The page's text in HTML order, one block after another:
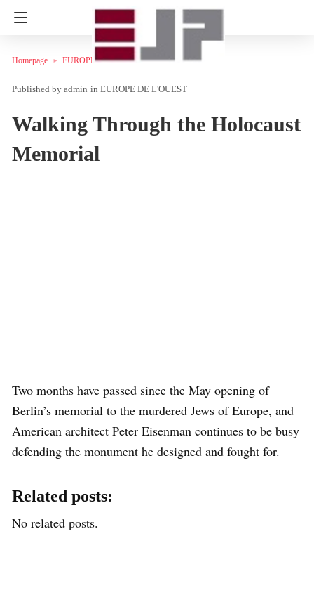
Homepage EUROPE DE L'OUEST
admin in EUROPE DE L'OUEST
Walking Through the Holocaust
Memorial
Two months have passed since the May opening of
Berlin’s memorial to the murdered Jews of Europe, and
American architect Peter Eisenman continues to be busy
defending the monument he designed and fought for.
Related posts:
No related posts.